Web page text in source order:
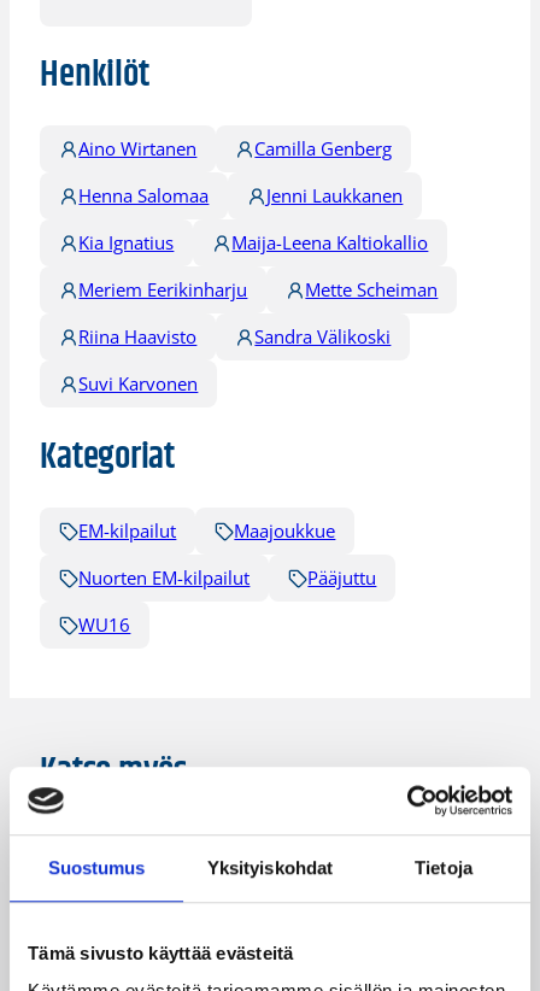
Suostumus Yksityiskohdat Tietoja
Tämä sivusto käyttää evästeitä
Henkilöt
Aino Wirtanen
Camilla Genberg
Henna Salomaa
Jenni Laukkanen
Kia Ignatius
Maija-Leena Kaltiokallio
Meriem Eerikinharju
Mette Scheiman
Riina Haavisto
Sandra Välikoski
Suvi Karvonen
Kategoriat
EM-kilpailut
Maajoukkue
Nuorten EM-kilpailut
Pääjuttu
WU16
Katso myös